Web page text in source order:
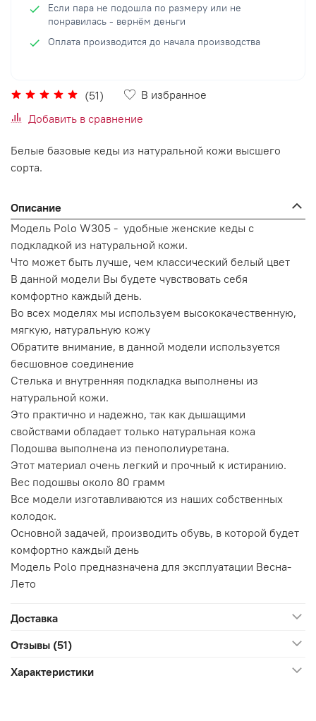
(51)
В избранное
Добавить в сравнение
Если пара не подошла по размеру или не
понравилась - вернём деньги
Оплата производится до начала производства
Белые базовые кеды из натуральной кожи высшего
сорта.
Описание
Модель Polo W305 - удобные женские кеды с
подкладкой из натуральной кожи.
Что может быть лучше, чем классический белый цвет
В данной модели Вы будете чувствовать себя
комфортно каждый день.
Во всех моделях мы используем высококачественную,
мягкую, натуральную кожу
Обратите внимание, в данной модели используется
бесшовное соединение
Стелька и внутренняя подкладка выполнены из
натуральной кожи.
Это практично и надежно, так как дышащими
свойствами обладает только натуральная кожа
Подошва выполнена из пенополиуретана.
Этот материал очень легкий и прочный к истиранию.
Вес подошвы около 80 грамм
Все модели изготавливаются из наших собственных
колодок.
Основной задачей, производить обувь, в которой будет
комфортно каждый день
Модель Polo предназначена для эксплуатации Весна-
Лето
Доставка
Отзывы (51)
Характеристики